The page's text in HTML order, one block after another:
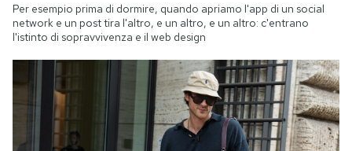
Per esempio prima di dormire, quando apriamo l'app di un social
network e un post tira l'altro, e un altro, e un altro: c'entrano
l'istinto di sopravvivenza e il web design